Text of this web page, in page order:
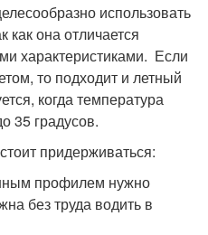
использовать
как она отличается
характеристиками. Если
то подходит и летный
когда температура
35 градусов.
придерживаться:
профилем нужно
без труда водить в